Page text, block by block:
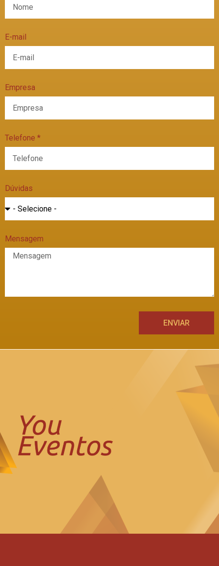
E-mail
Empresa
Telefone *
Dúvidas
Mensagem
ENVIAR